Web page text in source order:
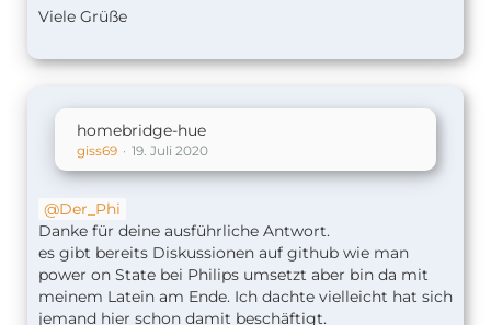
Viele Grüße
homebridge-hue
giss69 19. Juli 2020
Der_Phi
Danke für deine ausführliche Antwort.
es gibt bereits Diskussionen auf github wie man
power on State bei Philips umsetzt aber bin da mit
meinem Latein am Ende. Ich dachte vielleicht hat sich
jemand hier schon damit beschäftigt.